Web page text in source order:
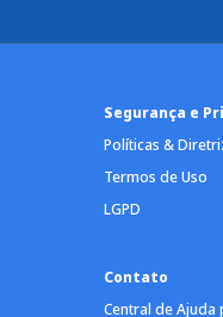
Segurança e
Políticas &
Termos de Uso
LGPD
Contato
Central de Ajuda